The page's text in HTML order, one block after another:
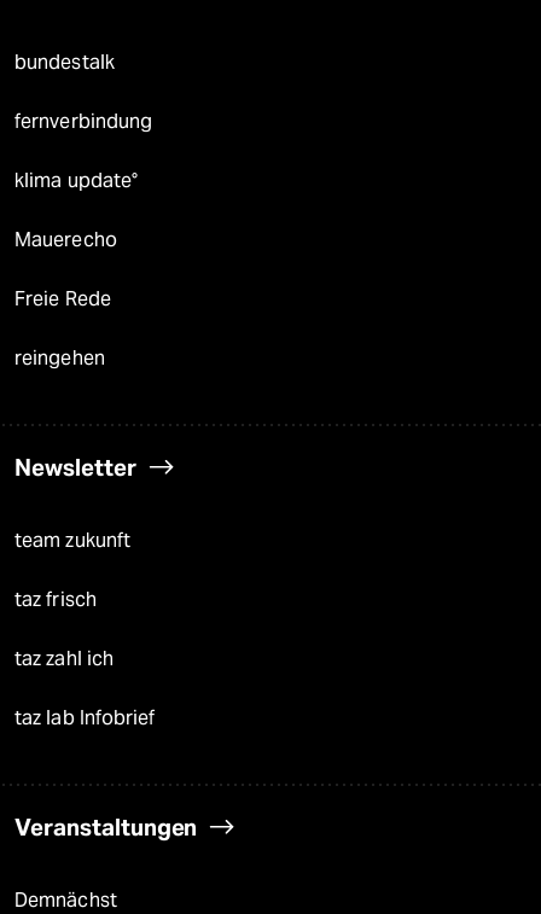
bundestalk
fernverbindung
klima update°
Mauerecho
Freie Rede
reingehen
Newsletter
team zukunft
taz frisch
taz zahl ich
taz lab Infobrief
Veranstaltungen
Demnächst